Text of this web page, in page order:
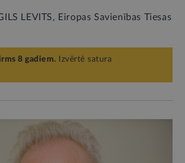
LEVITS, Eiropas Savienības Tiesas
8 gadiem. Izvērtē satura